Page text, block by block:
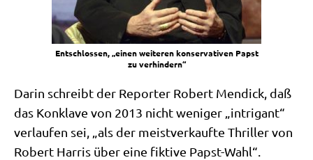
Ent­schlos­sen, „einen wei­te­ren kon­ser­va­ti­ven Papst
zu verhindern“
Dar­in schreibt der Repor­ter Robert Men­dick, daß
das Kon­kla­ve von 2013 nicht weni­ger „intri­gant“
ver­lau­fen sei, „als der meist­ver­kauf­te Thril­ler von
Robert Har­ris über eine fik­ti­ve Papst-Wahl“.